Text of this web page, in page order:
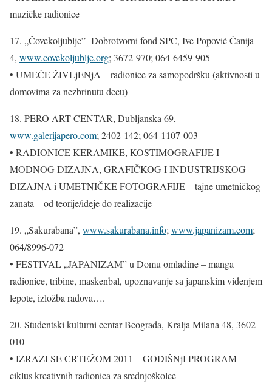
muzičke radionice
17. „Čovekoljublje”- Dobrotvorni fond SPC, Ive Popović Ćanija
4, www.covekoljublje.org; 3672-970; 064-6459-905
• UMEĆE ŽIVLjENjA – radionice za samopodršku (aktivnosti u
domovima za nezbrinutu decu)
18. PERO ART CENTAR, Dubljanska 69,
www.galerijapero.com; 2402-142; 064-1107-003
• RADIONICE KERAMIKE, KOSTIMOGRAFIJE I
MODNOG DIZAJNA, GRAFIČKOG I INDUSTRIJSKOG
DIZAJNA i UMETNIČKE FOTOGRAFIJE – tajne umetničkog
zanata – od teorije/ideje do realizacije
19. „Sakurabana”, www.sakurabana.info; www.japanizam.com;
064/8996-072
• FESTIVAL „JAPANIZAM” u Domu omladine – manga
radionice, tribine, maskenbal, upoznavanje sa japanskim viđenjem
lepote, izložba radova….
20. Studentski kulturni centar Beograda, Kralja Milana 48, 3602-
010
• IZRAZI SE CRTEŽOM 2011 – GODIŠNjI PROGRAM –
ciklus kreativnih radionica za srednjoškolce